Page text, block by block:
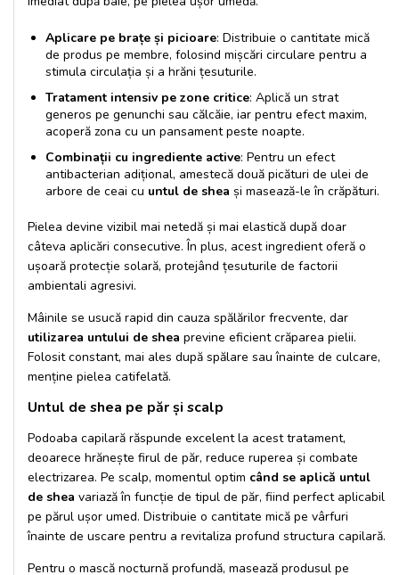
Aplicare pe brațe și picioare: Distribuie o cantitate mică
de produs pe membre, folosind mișcări circulare pentru a
stimula circulația și a hrăni țesuturile.
Tratament intensiv pe zone critice: Aplică un strat
generos pe genunchi sau călcăie, iar pentru efect maxim,
acoperă zona cu un pansament peste noapte.
Combinații cu ingrediente active: Pentru un efect
antibacterian adițional, amestecă două picături de ulei de
arbore de ceai cu untul de shea și masează-le în crăpături.
Pielea devine vizibil mai netedă și mai elastică după doar
câteva aplicări consecutive. În plus, acest ingredient oferă o
ușoară protecție solară, protejând țesuturile de factorii
ambientali agresivi.
Mâinile se usucă rapid din cauza spălărilor frecvente, dar
utilizarea untului de shea previne eficient crăparea pielii.
Folosit constant, mai ales după spălare sau înainte de culcare,
menține pielea catifelată.
Untul de shea pe păr și scalp
Podoaba capilară răspunde excelent la acest tratament,
deoarece hrănește firul de păr, reduce ruperea și combate
electrizarea. Pe scalp, momentul optim când se aplică untul
de shea variază în funcție de tipul de păr, fiind perfect aplicabil
pe părul ușor umed. Distribuie o cantitate mică pe vârfuri
înainte de uscare pentru a revitaliza profund structura capilară.
Pentru o mască nocturnă profundă, masează produsul pe